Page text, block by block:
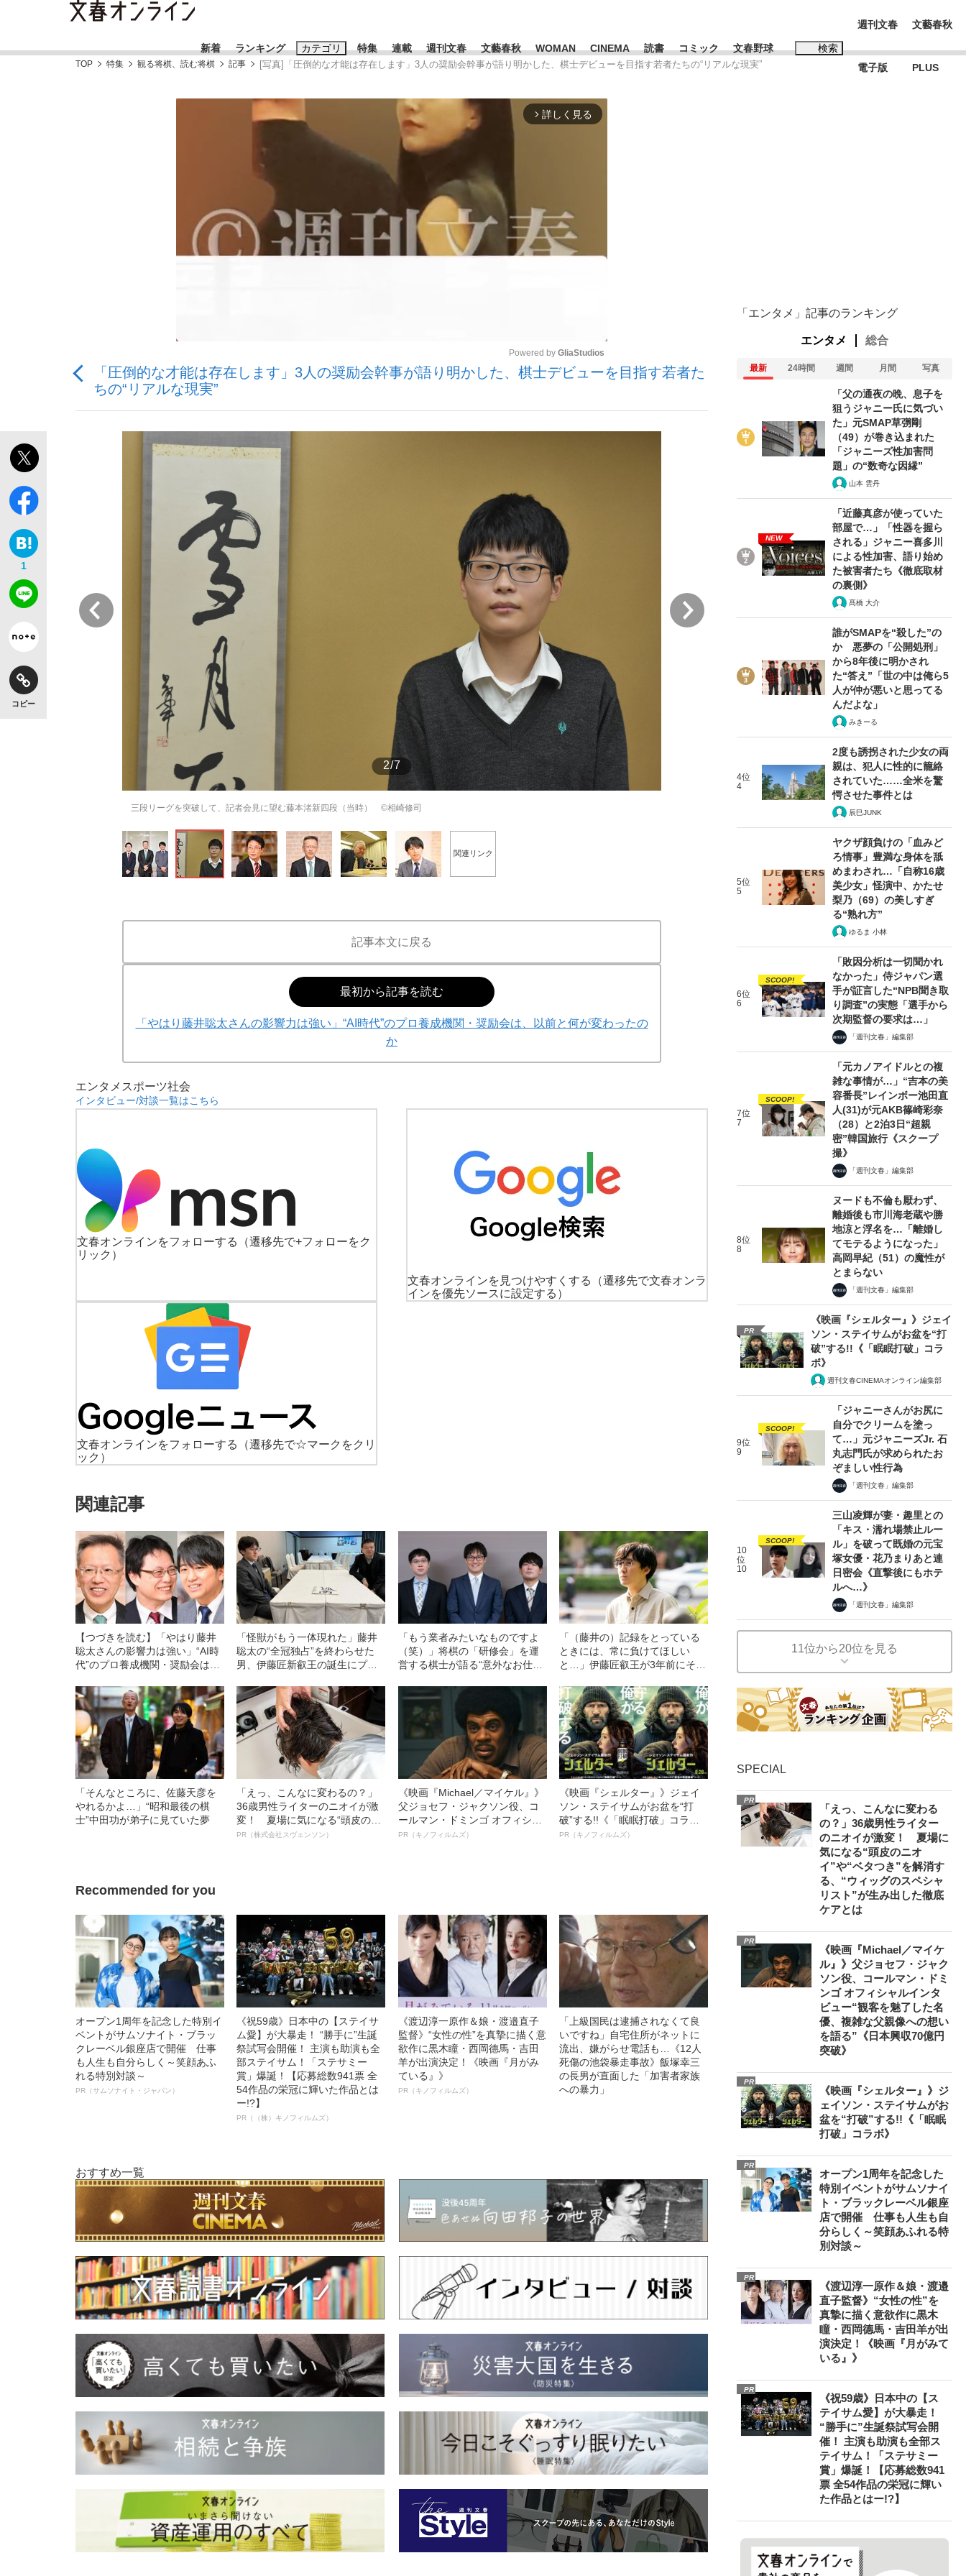
新着 ランキング カテゴリ
「敗因分析は一切聞かれなかった」侍ジャパン選手が証言した“NPB聞... 「クマが悪者扱いされているのが悲しい」『北の国から』倉本聰氏（91...
「目標達成できなかったからと言って…」サッカー日本代表・森保一監督...
もっと見る
特集
キングの誕生を、目撃せよ。
いまさら聞けない資産運用のすべて
もっと見る
連載 週刊文春 文藝春秋 WOMAN CINEMA 読書 コミック 文春野球 検索
おすすめのキーワードタグ一覧
#高市早苗 #森岡毅
週刊文春
電子版
文藝春秋
PLUS
TOP 特集 観る将棋、読む将棋 記事 [写真]「圧倒的な才能は存在します」3人の奨励会幹事が語り明かした、棋士デビューを目指す若者たちの“リアルな現実”
arrow_forward_ios 詳しく見る
Powered by GliaStudios
「圧倒的な才能は存在します」3人の奨励会幹事が語り明かした、棋士デビューを目指す若者た
ちの“リアルな現実”
1
コピー
2/7
三段リーグを突破して、記者会見に望む藤本渚新四段（当時） ©︎相崎修司
関連リンク
記事本文に戻る
最初から記事を読む
「やはり藤井聡太さんの影響力は強い」“AI時代”のプロ養成機関・奨励会は、以前と何が変わったの
か
エンタメ スポーツ社会
インタビュー/対談一覧はこちら
文春オンラインをフォローする
（遷移先で+フォローをク
リック）
文春オンラインを見つけやすくする
（遷移先で文春オンラ
インを優先ソースに設定する）
文春オンラインをフォローする
（遷移先で☆マークをクリ
ック）
関連記事
【つづきを読む】「やはり藤井
聡太さんの影響力は強い」“AI時
代”のプロ養成機関・奨励会は、
「怪獣がもう一体現れた」藤井
聡太の“全冠独占”を終わらせた
男、伊藤匠新叡王の誕生にプロ
「もう業者みたいなものですよ
（笑）」将棋の「研修会」を運
営する棋士が語る“意外なお仕
「（藤井の）記録をとっている
ときには、常に負けてほしい
と…」伊藤匠叡王が3年前にそう
「そんなところに、佐藤天彦を
やれるかよ…」“昭和最後の棋
士”中田功が弟子に見ていた夢
「えっ、こんなに変わるの？」
36歳男性ライターのニオイが激
変！ 夏場に気になる“頭皮のニ
オイ”や“ベタつき”を解消す
PR（株式会社スヴェンソン）
《映画『Michael／マイケル』》
父ジョセフ・ジャクソン役、コ
ールマン・ドミンゴ オフィシャ
ルインタビュー“観客を魅了した
PR（キノフィルムズ）
《映画『シェルター』》ジェイ
ソン・ステイサムがお盆を“打
破”する!!《「眠眠打破」コラ
ボ》
PR（キノフィルムズ）
Recommended for you
オープン1周年を記念した特別イ
ベントがサムソナイト・ブラッ
クレーベル銀座店で開催 仕事
も人生も自分らしく～笑顔あふ
れる特別対談～
PR（サムソナイト・ジャパン）
《祝59歳》日本中の【ステイサ
ム愛】が大暴走！ “勝手に”生誕
祭試写会開催！ 主演も助演も全
部ステイサム！「ステサミー
賞」爆誕！【応募総数941票 全
54作品の栄冠に輝いた作品とは
ー!?】
PR（（株）キノフィルムズ）
《渡辺淳一原作＆娘・渡邉直子
監督》“女性の性”を真摯に描く意
欲作に黒木瞳・西岡德馬・吉田
羊が出演決定！《映画『月がみ
ている』》
PR（キノフィルムズ）
「上級国民は逮捕されなくて良
いですね」自宅住所がネットに
流出、嫌がらせ電話も…《12人
死傷の池袋暴走事故》飯塚幸三
の長男が直面した「加害者家族
への暴力」
おすすめ一覧
「エンタメ」記事のランキング
エンタメ 総合
最新 24時間 週間 月間 写真
「父の通夜の晩、息子を
狙うジャニー氏に気づい
た」元SMAP草彅剛
（49）が巻き込まれた
「ジャニーズ性加害問
題」の“数奇な因縁”
山本 雲丹
NEW
「近藤真彦が使っていた
部屋で…」「性器を握ら
される」ジャニー喜多川
による性加害、語り始め
た被害者たち《徹底取材
の裏側》
髙橋 大介
誰がSMAPを“殺した”の
か 悪夢の「公開処刑」
から8年後に明かされ
た“答え”「世の中は俺ら5
人が仲が悪いと思ってる
んだよな」
みきーる
4位
4
2度も誘拐された少女の両
親は、犯人に性的に籠絡
されていた……全米を驚
愕させた事件とは
辰巳JUNK
5位
5
ヤクザ顔負けの「血みど
ろ情事」豊満な身体を舐
めまわされ…「自称16歳
美少女」怪演中、かたせ
梨乃（69）の美しすぎ
る“熟れ方”
ゆるま 小林
6位
6
SCOOP!
「敗因分析は一切聞かれ
なかった」侍ジャパン選
手が証言した“NPB聞き取
り調査”の実態「選手から
次期監督の要求は…」
「週刊文春」編集部
7位
7
SCOOP!
「元カノアイドルとの複
雑な事情が…」“吉本の美
容番長”レインボー池田直
人(31)が元AKB篠崎彩奈
（28）と2泊3日“超親
密”韓国旅行《スクープ
撮》
「週刊文春」編集部
8位
8
ヌードも不倫も厭わず、
離婚後も市川海老蔵や勝
地涼と浮名を…「離婚し
てモテるようになった」
高岡早紀（51）の魔性が
とまらない
「週刊文春」編集部
PR
《映画『シェルター』》ジェイ
ソン・ステイサムがお盆を“打
破”する!!《「眠眠打破」コラ
ボ》
週刊文春CINEMAオンライン編集部
9位
9
SCOOP!
「ジャニーさんがお尻に
自分でクリームを塗っ
て…」元ジャニーズJr. 石
丸志門氏が求められたお
ぞましい性行為
「週刊文春」編集部
10
位
10
SCOOP!
三山凌輝が妻・趣里との
「キス・濡れ場禁止ルー
ル」を破って既婚の元宝
塚女優・花乃まりあと連
日密会《直撃後にもホテ
ルへ…》
「週刊文春」編集部
11位から20位を見る
SPECIAL
PR
「えっ、こんなに変わる
の？」36歳男性ライター
のニオイが激変！ 夏場に
気になる“頭皮のニオ
イ”や“ベタつき”を解消す
る、“ウィッグのスペシャ
リスト”が生み出した徹底
ケアとは
PR
《映画『Michael／マイケ
ル』》父ジョセフ・ジャク
ソン役、コールマン・ドミ
ンゴ オフィシャルインタ
ビュー“観客を魅了した名
優、複雑な父親像への想い
を語る”《日本興収70億円
突破》
PR
《映画『シェルター』》ジ
ェイソン・ステイサムがお
盆を“打破”する!!《「眠眠
打破」コラボ》
PR
オープン1周年を記念した
特別イベントがサムソナイ
ト・ブラックレーベル銀座
店で開催 仕事も人生も自
分らしく～笑顔あふれる特
別対談～
PR
《渡辺淳一原作＆娘・渡邉
直子監督》“女性の性”を
真摯に描く意欲作に黒木
瞳・西岡德馬・吉田羊が出
演決定！《映画『月がみて
いる』》
PR
《祝59歳》日本中の【ス
テイサム愛】が大暴走！
“勝手に”生誕祭試写会開
催！ 主演も助演も全部ス
テイサム！「ステサミー
賞」爆誕！【応募総数941
票 全54作品の栄冠に輝い
た作品とはー!?】